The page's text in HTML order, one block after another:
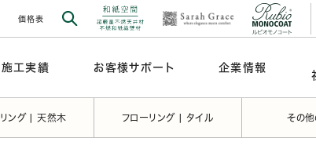
価格表
施工実績 お客様サポート 企業情報
ング | 天然木 フローリング | タイル その